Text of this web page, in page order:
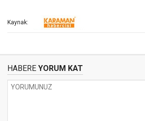
Kaynak:
HABERE YORUM KAT